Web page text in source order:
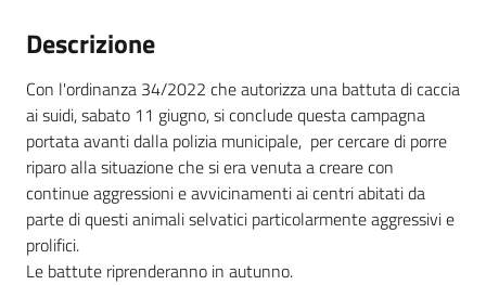
Descrizione
Con l'ordinanza 34/2022 che autorizza una battuta di caccia
ai suidi, sabato 11 giugno, si conclude questa campagna
portata avanti dalla polizia municipale, per cercare di porre
riparo alla situazione che si era venuta a creare con
continue aggressioni e avvicinamenti ai centri abitati da
parte di questi animali selvatici particolarmente aggressivi e
prolifici.
Le battute riprenderanno in autunno.